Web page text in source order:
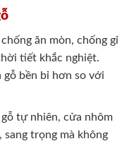
ăn mòn, chống gỉ
tiết khắc nghiệt.
bền bỉ hơn so với
tự nhiên, cửa nhôm
sang trọng mà không